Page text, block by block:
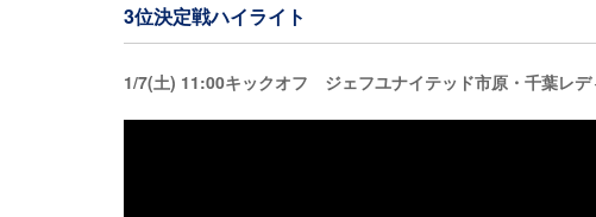
3位決定戦ハイライト
1/7(土) 11:00キックオフ ジェフユナイテッド市原・千葉レ